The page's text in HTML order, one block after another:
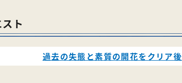
ト
過去の失態と素質の開花をクリア後